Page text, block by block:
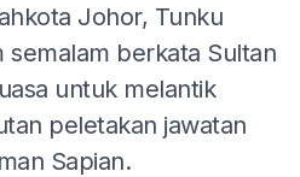
Johor, Tunku
semalam berkata Sultan
untuk melantik
peletakan jawatan
Sapian.